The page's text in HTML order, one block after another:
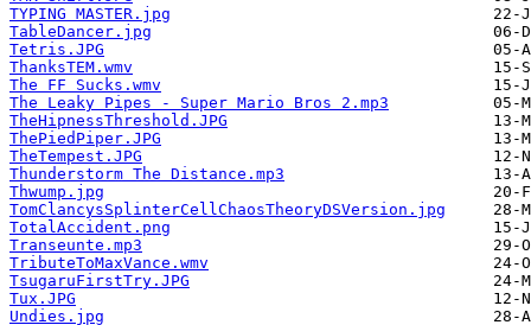
TYPING MASTER.jpg
TableDancer.jpg
Tetris.JPG
ThanksTEM.wmv
The FF Sucks.wmv
The Leaky Pipes - Super Mario Bros 2.mp3
TheHipnessThreshold.JPG
ThePiedPiper.JPG
TheTempest.JPG
Thunderstorm The Distance.mp3
Thwump.jpg
TomClancysSplinterCellChaosTheoryDSVersion.jpg
TotalAccident.png
Transeunte.mp3
TributeToMaxVance.wmv
TsugaruFirstTry.JPG
Tux.JPG
Undies.jpg